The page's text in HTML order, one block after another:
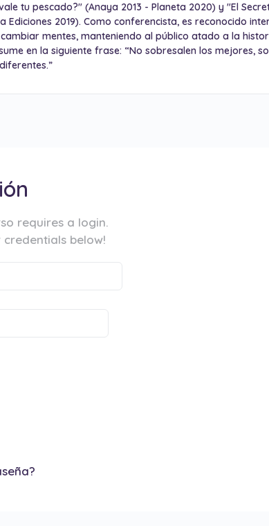
tu pescado?" (Anaya 2013 - Planeta 2020) y "El
Ediciones 2019). Como conferencista, es reconocido
mentes, manteniendo al público atado a la
en la siguiente frase: “No sobresalen los mejores,
requires a login.
below!